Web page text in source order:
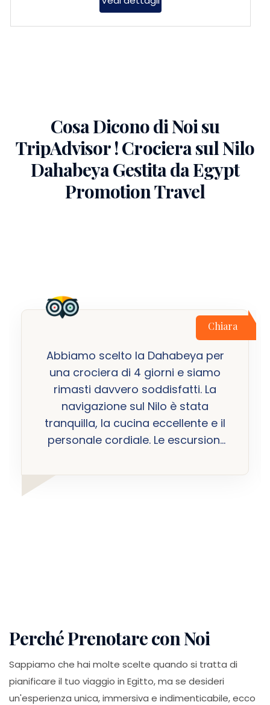
Cosa Dicono di Noi su
TripAdvisor ! Crociera sul Nilo
Dahabeya Gestita da Egypt
Promotion Travel
Chiara
Abbiamo scelto la Dahabeya per
una crociera di 4 giorni e siamo
rimasti davvero soddisfatti. La
navigazione sul Nilo è stata
tranquilla, la cucina eccellente e il
personale cordiale. Le escursioni
organizzate e ci hanno permesso
Perché Prenotare con Noi
Sappiamo che hai molte scelte quando si tratta di
pianificare il tuo viaggio in Egitto, ma se desideri
un'esperienza unica, immersiva e indimenticabile, ecco